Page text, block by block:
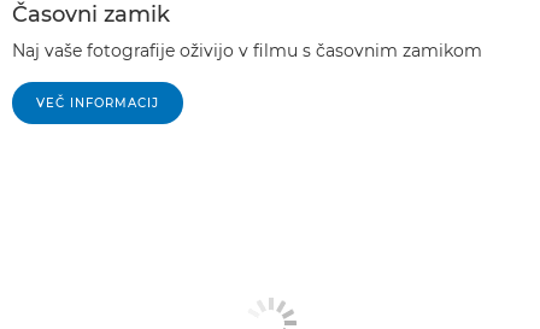
Časovni zamik
Naj vaše fotografije oživijo v filmu s časovnim zamikom
VEČ INFORMACIJ